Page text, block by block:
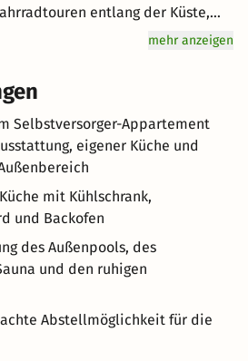
entlang der Küste,
und zu den
das Kap Arkona, die
oder die zahlreichen kleinen
Radfahrern unzählige
Urlaubstage. Nach
über Deutschlands größte
Fitnessraum und die Sauna
So verbindet dieses
mit erholsamer
Kubitzer Bodden. Genießen
die frische Ostseeluft und die
größte Insel auf eigene Faust zu
mehr anzeigen
Selbstversorger-Appartement
eigener Küche und
mit Kühlschrank,
und Backofen
des Außenpools, des
und den ruhigen
Abstellmöglichkeit für die